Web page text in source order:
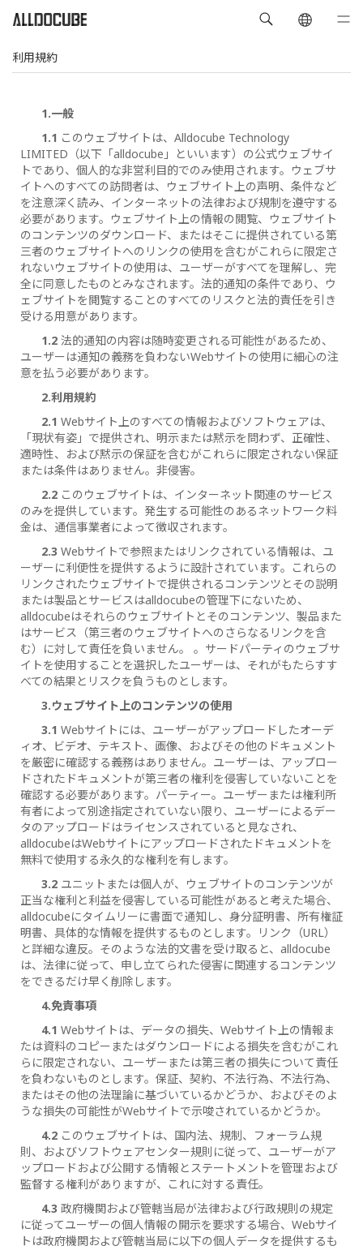
利用規約
1.一般
1.1 このウェブサイトは、Alldocube Technology
LIMITED（以下「alldocube」といいます）の公式ウェブサイ
トであり、個人的な非営利目的でのみ使用されます。ウェブサ
イトへのすべての訪問者は、ウェブサイト上の声明、条件など
を注意深く読み、インターネットの法律および規制を遵守する
必要があります。ウェブサイト上の情報の閲覧、ウェブサイト
のコンテンツのダウンロード、またはそこに提供されている第
三者のウェブサイトへのリンクの使用を含むがこれらに限定さ
れないウェブサイトの使用は、ユーザーがすべてを理解し、完
全に同意したものとみなされます。法的通知の条件であり、ウ
ェブサイトを閲覧することのすべてのリスクと法的責任を引き
受ける用意があります。
1.2 法的通知の内容は随時変更される可能性があるため、
ユーザーは通知の義務を負わないWebサイトの使用に細心の注
意を払う必要があります。
2.利用規約
2.1 Webサイト上のすべての情報およびソフトウェアは、
「現状有姿」で提供され、明示または黙示を問わず、正確性、
適時性、および黙示の保証を含むがこれらに限定されない保証
または条件はありません。非侵害。
2.2 このウェブサイトは、インターネット関連のサービス
のみを提供しています。発生する可能性のあるネットワーク料
金は、通信事業者によって徴収されます。
2.3 Webサイトで参照またはリンクされている情報は、ユ
ーザーに利便性を提供するように設計されています。これらの
リンクされたウェブサイトで提供されるコンテンツとその説明
または製品とサービスはalldocubeの管理下にないため、
alldocubeはそれらのウェブサイトとそのコンテンツ、製品また
はサービス（第三者のウェブサイトへのさらなるリンクを含
む）に対して責任を負いません。 。サードパーティのウェブサ
イトを使用することを選択したユーザーは、それがもたらすす
べての結果とリスクを負うものとします。
3.ウェブサイト上のコンテンツの使用
3.1 Webサイトには、ユーザーがアップロードしたオーデ
ィオ、ビデオ、テキスト、画像、およびその他のドキュメント
を厳密に確認する義務はありません。ユーザーは、アップロー
ドされたドキュメントが第三者の権利を侵害していないことを
確認する必要があります。パーティー。ユーザーまたは権利所
有者によって別途指定されていない限り、ユーザーによるデー
タのアップロードはライセンスされていると見なされ、
alldocubeはWebサイトにアップロードされたドキュメントを
無料で使用する永久的な権利を有します。
3.2 ユニットまたは個人が、ウェブサイトのコンテンツが
正当な権利と利益を侵害している可能性があると考えた場合、
alldocubeにタイムリーに書面で通知し、身分証明書、所有権証
明書、具体的な情報を提供するものとします。リンク（URL）
と詳細な違反。そのような法的文書を受け取ると、alldocube
は、法律に従って、申し立てられた侵害に関連するコンテンツ
をできるだけ早く削除します。
4.免責事項
4.1 Webサイトは、データの損失、Webサイト上の情報ま
たは資料のコピーまたはダウンロードによる損失を含むがこれ
らに限定されない、ユーザーまたは第三者の損失について責任
を負わないものとします。保証、契約、不法行為、不法行為、
またはその他の法理論に基づいているかどうか、およびそのよ
うな損失の可能性がWebサイトで示唆されているかどうか。
4.2 このウェブサイトは、国内法、規制、フォーラム規
則、およびソフトウェアセンター規則に従って、ユーザーがア
ップロードおよび公開する情報とステートメントを管理および
監督する権利がありますが、これに対する責任。
4.3 政府機関および管轄当局が法律および行政規則の規定
に従ってユーザーの個人情報の開示を要求する場合、Webサイ
トは政府機関および管轄当局に以下の個人データを提供するも